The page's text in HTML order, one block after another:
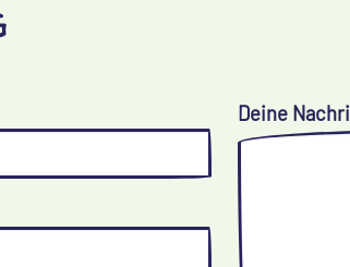
Deine